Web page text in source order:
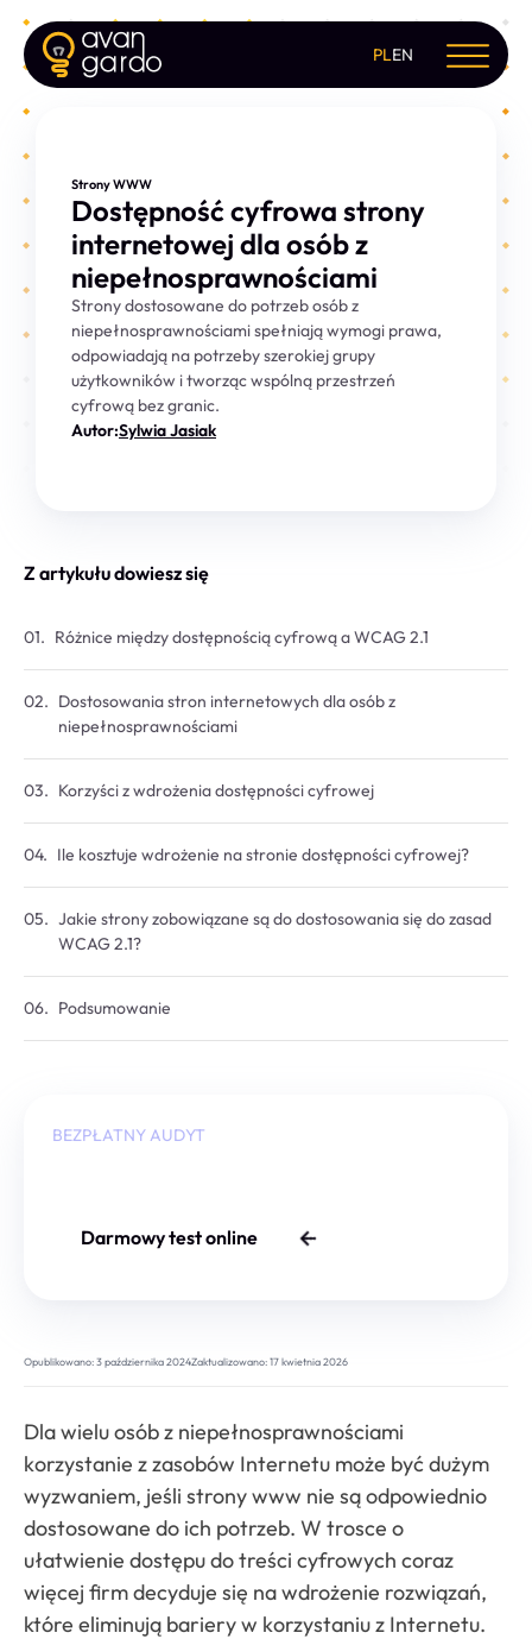
PLEN
Strony WWW
Dostępność cyfrowa strony
internetowej dla osób z
niepełnosprawnościami
Strony dostosowane do potrzeb osób z
niepełnosprawnościami spełniają wymogi prawa,
odpowiadają na potrzeby szerokiej grupy
użytkowników i tworząc wspólną przestrzeń
cyfrową bez granic.
Autor:Sylwia Jasiak
Z artykułu dowiesz się
Różnice między dostępnością cyfrową a WCAG 2.1
Dostosowania stron internetowych dla osób z
niepełnosprawnościami
Korzyści z wdrożenia dostępności cyfrowej
Ile kosztuje wdrożenie na stronie dostępności cyfrowej?
Jakie strony zobowiązane są do dostosowania się do zasad
WCAG 2.1?
Podsumowanie
BEZPŁATNY AUDYT
Darmowy test online
Opublikowano:3 października 2024Zaktualizowano:17 kwietnia 2026
Dla wielu osób z niepełnosprawnościami
korzystanie z zasobów Internetu może być dużym
wyzwaniem, jeśli strony www nie są odpowiednio
dostosowane do ich potrzeb. W trosce o
ułatwienie dostępu do treści cyfrowych coraz
więcej firm decyduje się na wdrożenie rozwiązań,
które eliminują bariery w korzystaniu z Internetu.